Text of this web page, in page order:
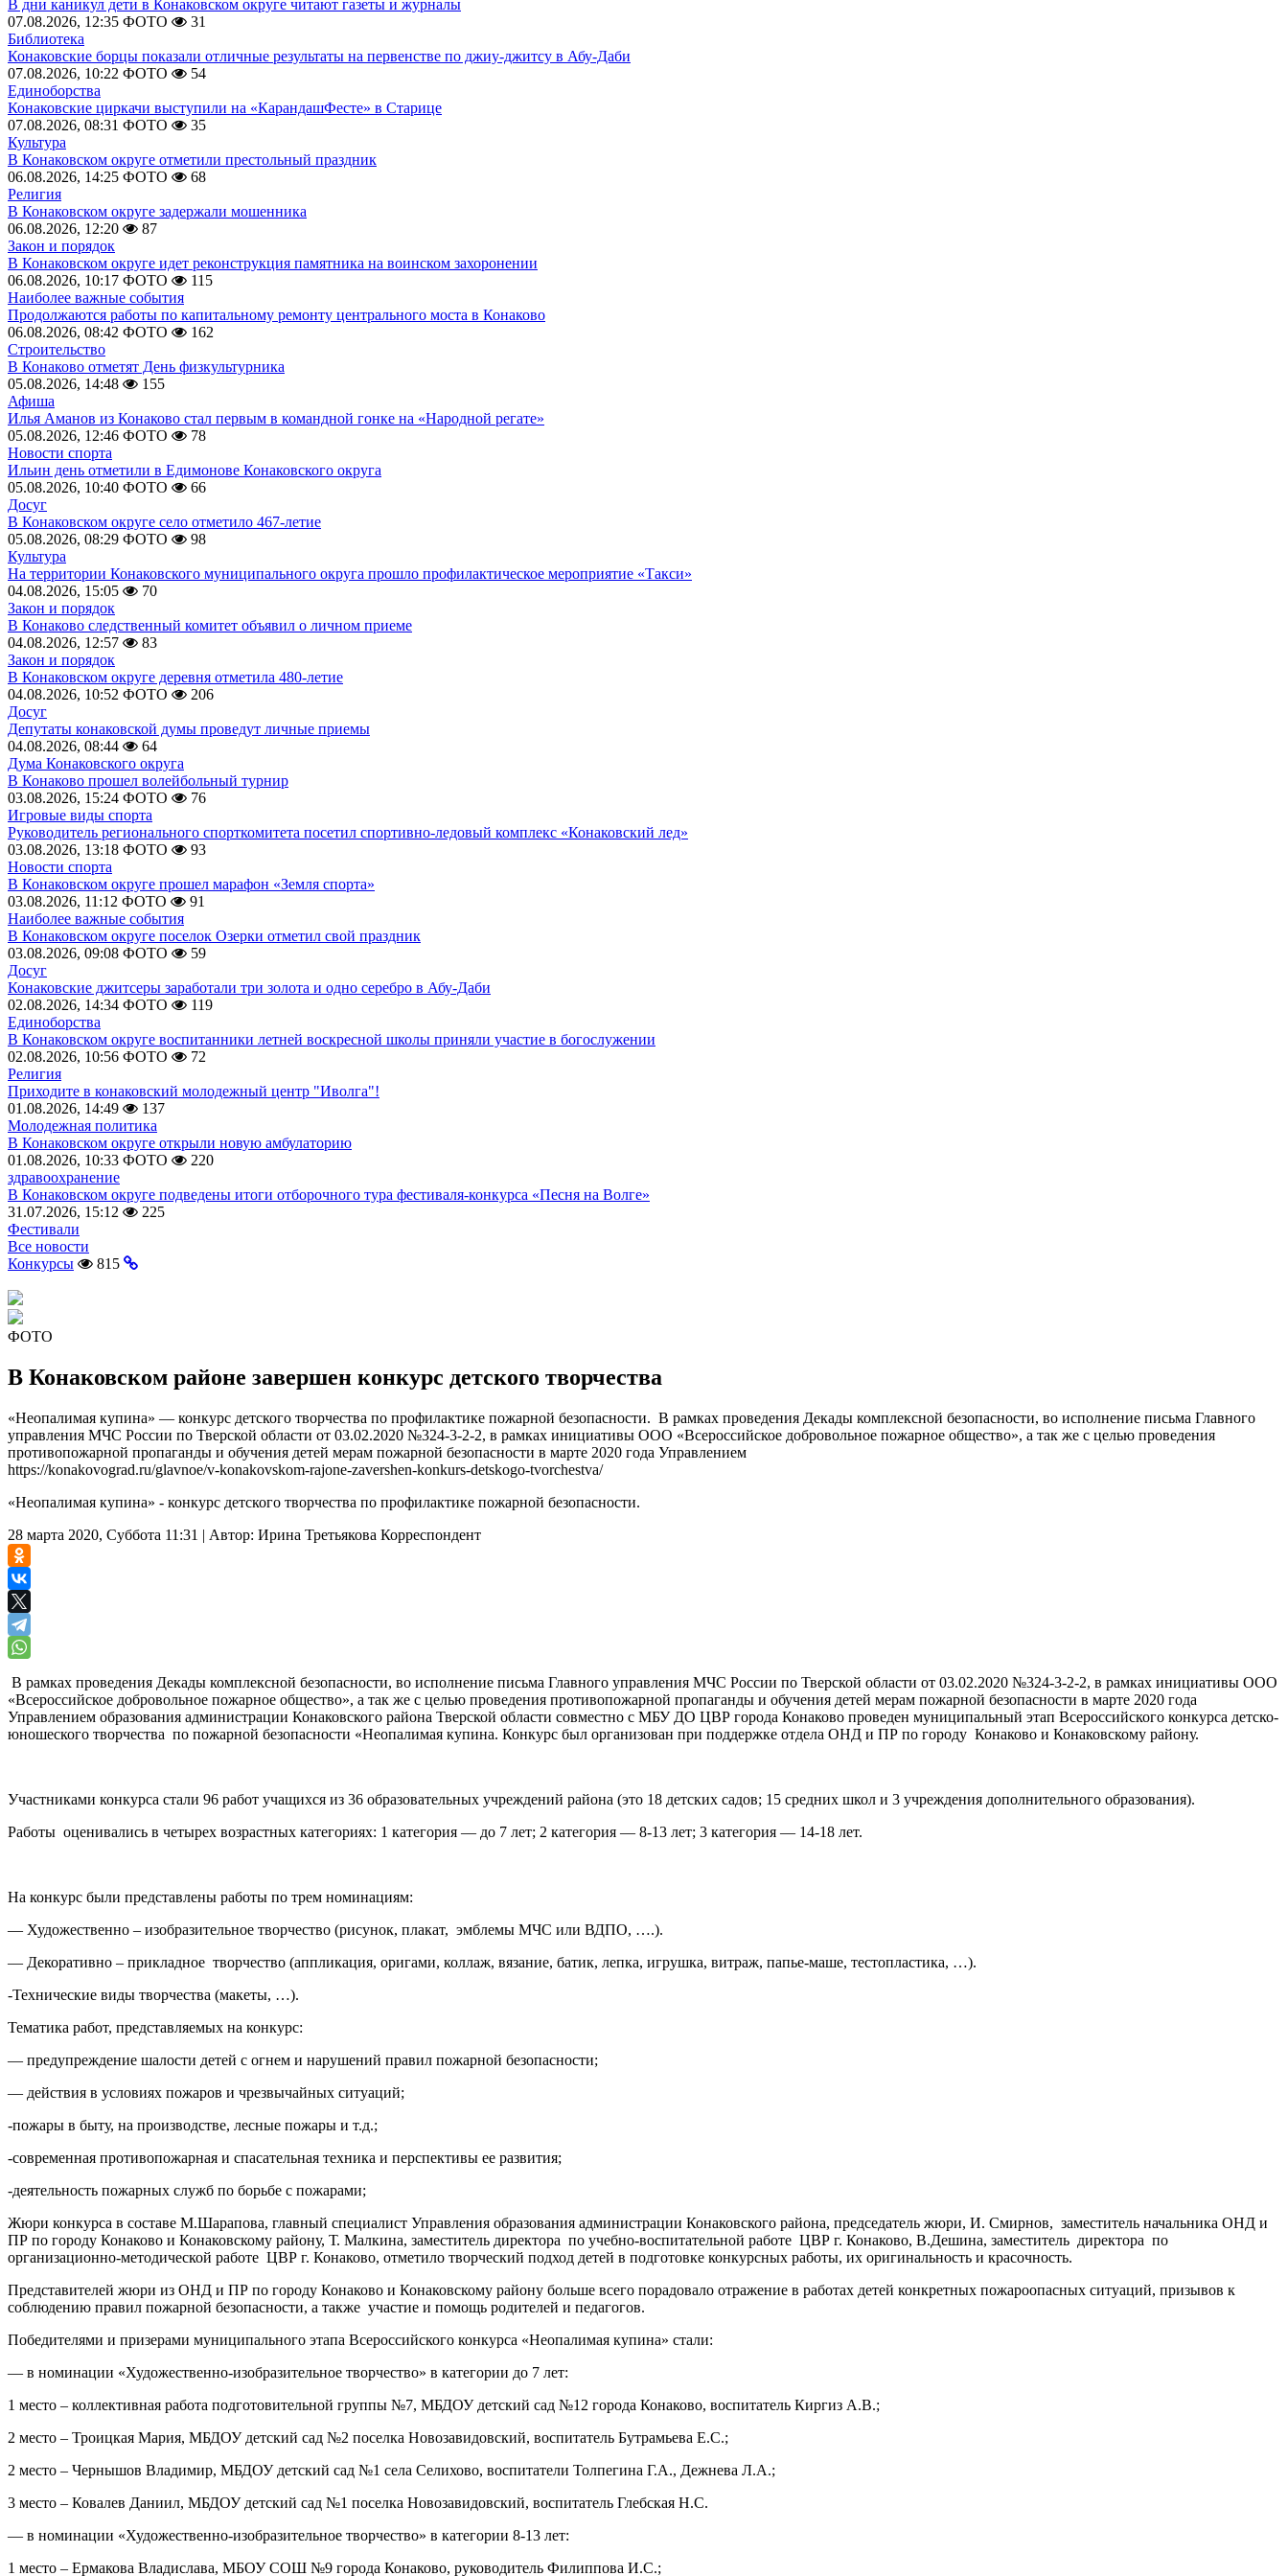
В дни каникул дети в Конаковском округе читают газеты и журналы
07.08.2026, 12:35 ФОТО
31
Библиотека
Конаковские борцы показали отличные результаты на первенстве по джиу-джитсу в Абу-Даби
07.08.2026, 10:22 ФОТО
54
Единоборства
Конаковские циркачи выступили на «КарандашФесте» в Старице
07.08.2026, 08:31 ФОТО
35
Культура
В Конаковском округе отметили престольный праздник
06.08.2026, 14:25 ФОТО
68
Религия
В Конаковском округе задержали мошенника
06.08.2026, 12:20
87
Закон и порядок
В Конаковском округе идет реконструкция памятника на воинском захоронении
06.08.2026, 10:17 ФОТО
115
Наиболее важные события
Продолжаются работы по капитальному ремонту центрального моста в Конаково
06.08.2026, 08:42 ФОТО
162
Строительство
В Конаково отметят День физкультурника
05.08.2026, 14:48
155
Афиша
Илья Аманов из Конаково стал первым в командной гонке на «Народной регате»
05.08.2026, 12:46 ФОТО
78
Новости спорта
Ильин день отметили в Едимонове Конаковского округа
05.08.2026, 10:40 ФОТО
66
Досуг
В Конаковском округе село отметило 467-летие
05.08.2026, 08:29 ФОТО
98
Культура
На территории Конаковского муниципального округа прошло профилактическое мероприятие «Такси»
04.08.2026, 15:05
70
Закон и порядок
В Конаково следственный комитет объявил о личном приеме
04.08.2026, 12:57
83
Закон и порядок
В Конаковском округе деревня отметила 480-летие
04.08.2026, 10:52 ФОТО
206
Досуг
Депутаты конаковской думы проведут личные приемы
04.08.2026, 08:44
64
Дума Конаковского округа
В Конаково прошел волейбольный турнир
03.08.2026, 15:24 ФОТО
76
Игровые виды спорта
Руководитель регионального спорткомитета посетил спортивно-ледовый комплекс «Конаковский лед»
03.08.2026, 13:18 ФОТО
93
Новости спорта
В Конаковском округе прошел марафон «Земля спорта»
03.08.2026, 11:12 ФОТО
91
Наиболее важные события
В Конаковском округе поселок Озерки отметил свой праздник
03.08.2026, 09:08 ФОТО
59
Досуг
Конаковские джитсеры заработали три золота и одно серебро в Абу-Даби
02.08.2026, 14:34 ФОТО
119
Единоборства
В Конаковском округе воспитанники летней воскресной школы приняли участие в богослужении
02.08.2026, 10:56 ФОТО
72
Религия
Приходите в конаковский молодежный центр "Иволга"!
01.08.2026, 14:49
137
Молодежная политика
В Конаковском округе открыли новую амбулаторию
01.08.2026, 10:33 ФОТО
220
здравоохранение
В Конаковском округе подведены итоги отборочного тура фестиваля-конкурса «Песня на Волге»
31.07.2026, 15:12
225
Фестивали
Все новости
Конкурсы
815
ФОТО
В Конаковском районе завершен конкурс детского творчества
«Неопалимая купина» — конкурс детского творчества по профилактике пожарной безопасности. В рамках проведения Декады комплексной безопасности, во исполнение письма Главного
управления МЧС России по Тверской области от 03.02.2020 №324-3-2-2, в рамках инициативы ООО «Всероссийское добровольное пожарное общество», а так же с целью проведения
противопожарной пропаганды и обучения детей мерам пожарной безопасности в марте 2020 года Управлением
https://konakovograd.ru/glavnoe/v-konakovskom-rajone-zavershen-konkurs-detskogo-tvorchestva/
«Неопалимая купина» - конкурс детского творчества по профилактике пожарной безопасности.
28 марта 2020, Суббота 11:31 | Автор: Ирина Третьякова Корреспондент
В рамках проведения Декады комплексной безопасности, во исполнение письма Главного управления МЧС России по Тверской области от 03.02.2020 №324-3-2-2, в рамках инициативы ООО
«Всероссийское добровольное пожарное общество», а так же с целью проведения противопожарной пропаганды и обучения детей мерам пожарной безопасности в марте 2020 года
Управлением образования администрации Конаковского района Тверской области совместно с МБУ ДО ЦВР города Конаково проведен муниципальный этап Всероссийского конкурса детско-
юношеского творчества по пожарной безопасности «Неопалимая купина. Конкурс был организован при поддержке отдела ОНД и ПР по городу Конаково и Конаковскому району.
Участниками конкурса стали 96 работ учащихся из 36 образовательных учреждений района (это 18 детских садов; 15 средних школ и 3 учреждения дополнительного образования).
Работы оценивались в четырех возрастных категориях: 1 категория — до 7 лет; 2 категория — 8-13 лет; 3 категория — 14-18 лет.
На конкурс были представлены работы по трем номинациям:
— Художественно – изобразительное творчество (рисунок, плакат, эмблемы МЧС или ВДПО, ….).
— Декоративно – прикладное творчество (аппликация, оригами, коллаж, вязание, батик, лепка, игрушка, витраж, папье-маше, тестопластика, …).
-Технические виды творчества (макеты, …).
Тематика работ, представляемых на конкурс:
— предупреждение шалости детей с огнем и нарушений правил пожарной безопасности;
— действия в условиях пожаров и чрезвычайных ситуаций;
-пожары в быту, на производстве, лесные пожары и т.д.;
-современная противопожарная и спасательная техника и перспективы ее развития;
-деятельность пожарных служб по борьбе с пожарами;
Жюри конкурса в составе М.Шарапова, главный специалист Управления образования администрации Конаковского района, председатель жюри, И. Смирнов, заместитель начальника ОНД и
ПР по городу Конаково и Конаковскому району, Т. Малкина, заместитель директора по учебно-воспитательной работе ЦВР г. Конаково, В.Дешина, заместитель директора по
организационно-методической работе ЦВР г. Конаково, отметило творческий подход детей в подготовке конкурсных работы, их оригинальность и красочность.
Представителей жюри из ОНД и ПР по городу Конаково и Конаковскому району больше всего порадовало отражение в работах детей конкретных пожароопасных ситуаций, призывов к
соблюдению правил пожарной безопасности, а также участие и помощь родителей и педагогов.
Победителями и призерами муниципального этапа Всероссийского конкурса «Неопалимая купина» стали:
— в номинации «Художественно-изобразительное творчество» в категории до 7 лет:
1 место – коллективная работа подготовительной группы №7, МБДОУ детский сад №12 города Конаково, воспитатель Киргиз А.В.;
2 место – Троицкая Мария, МБДОУ детский сад №2 поселка Новозавидовский, воспитатель Бутрамьева Е.С.;
2 место – Чернышов Владимир, МБДОУ детский сад №1 села Селихово, воспитатели Толпегина Г.А., Дежнева Л.А.;
3 место – Ковалев Даниил, МБДОУ детский сад №1 поселка Новозавидовский, воспитатель Глебская Н.С.
— в номинации «Художественно-изобразительное творчество» в категории 8-13 лет:
1 место – Ермакова Владислава, МБОУ СОШ №9 города Конаково, руководитель Филиппова И.С.;